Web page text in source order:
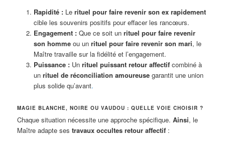
Rapidité :Le rituel pour faire revenir son ex rapidement
cible les souvenirs positifs pour effacer les rancœurs.
Engagement :Que ce soit un rituel pour faire revenir
son hommeou un rituel pour faire revenir son mari, le
Maître travaille sur la fidélité et l’engagement.
Puissance :Un rituel puissant retour affectifcombiné à
un rituel de réconciliation amoureusegarantit une union
plus solide qu’avant.
MAGIE BLANCHE, NOIRE OU VAUDOU : QUELLE VOIE CHOISIR ?
Chaque situation nécessite une approche spécifique.Ainsi, le
Maître adapte sestravaux occultes retour affectif :